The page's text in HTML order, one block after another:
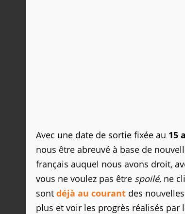
Avec une date de sortie fixée au 15
nous être abreuvé à base de
français auquel nous avons droit,
vous ne voulez pas être spoilé, ne
sont déjà au courant des
plus et voir les progrès réalisés par